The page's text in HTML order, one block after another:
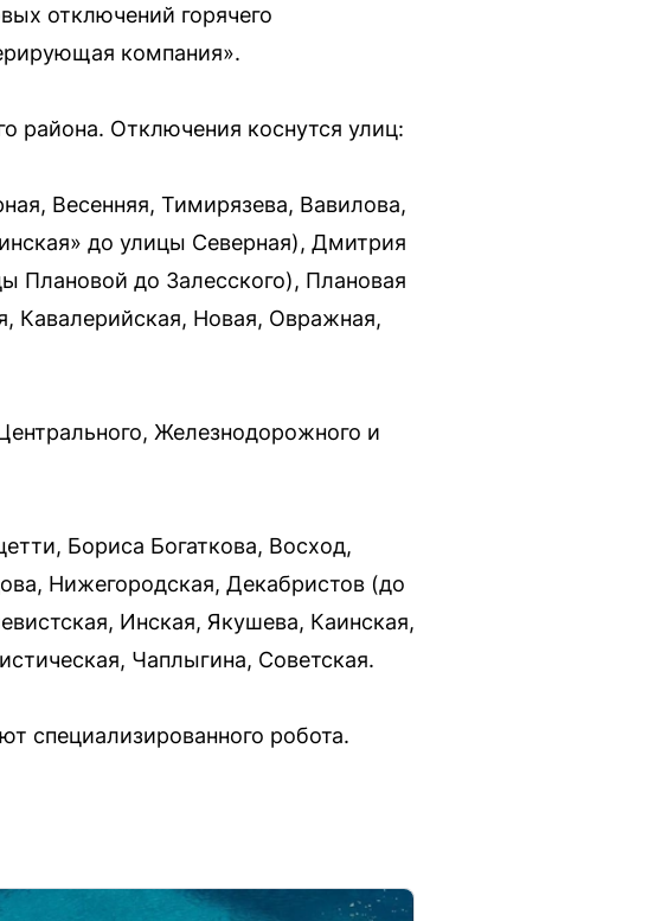
отключений горячего
компания».
района. Отключения коснутся улиц:
Весенняя, Тимирязева, Вавилова,
до улицы Северная), Дмитрия
Плановой до Залесского), Плановая
Кавалерийская, Новая, Овражная,
Железнодорожного и
Бориса Богаткова, Восход,
Нижегородская, Декабристов (до
Инская, Якушева, Каинская,
Чаплыгина, Советская.
специализированного робота.